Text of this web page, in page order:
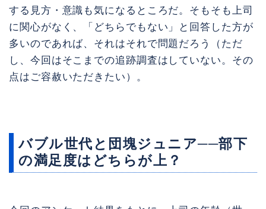
する見方・意識も気になるところだ。そもそも上司
に関心がなく、「どちらでもない」と回答した方が
多いのであれば、それはそれで問題だろう（ただ
し、今回はそこまでの追跡調査はしていない。その
点はご容赦いただきたい）。
バブル世代と団塊ジュニア──部下
の満足度はどちらが上？